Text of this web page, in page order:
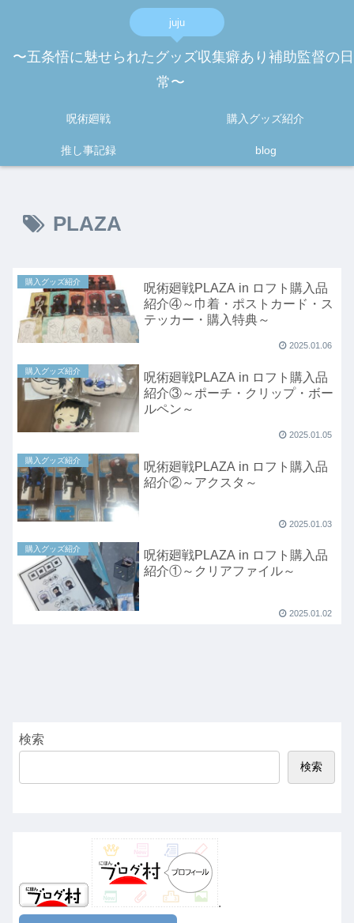
juju
〜五条悟に魅せられたグッズ収集癖あり補助監督の日
常〜
呪術廻戦 購入グッズ紹介
推し事記録 blog
PLAZA
購入グッズ紹介
呪術廻戦PLAZA in ロフト購入品
紹介④～巾着・ポストカード・ス
テッカー・購入特典～
2025.01.06
購入グッズ紹介
呪術廻戦PLAZA in ロフト購入品
紹介③～ポーチ・クリップ・ボー
ルペン～
2025.01.05
購入グッズ紹介
呪術廻戦PLAZA in ロフト購入品
紹介②～アクスタ～
2025.01.03
購入グッズ紹介
呪術廻戦PLAZA in ロフト購入品
紹介①～クリアファイル～
2025.01.02
検索
検索
.